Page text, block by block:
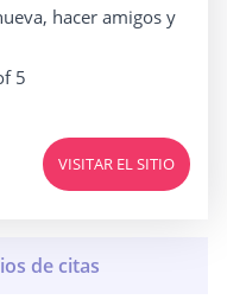
hacer amigos y
5
VISITAR EL SITIO